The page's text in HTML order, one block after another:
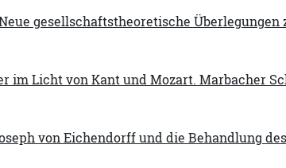
gesellschaftstheoretische Überlegungen
im Licht von Kant und Mozart. Marbacher
von Eichendorff und die Behandlung